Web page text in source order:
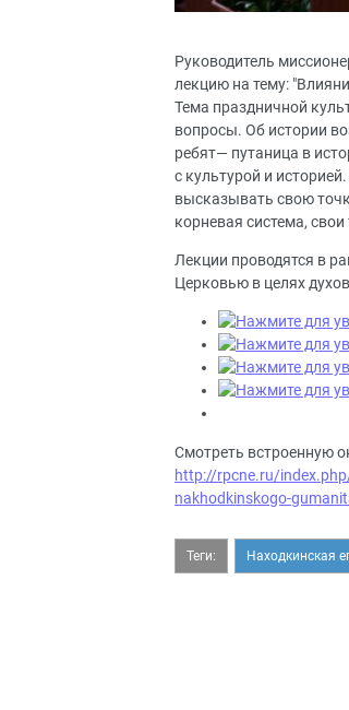
Руководитель
лекцию на тему:
Тема праздничной
вопросы. Об истории
ребят— путаница в
с культурой и
высказывать свою
корневая система,
Лекции проводятся в
Церковью в целях
Смотреть встроенную
http://rpcne.ru/
nakhodkinskogo-
Теги: Находкинская